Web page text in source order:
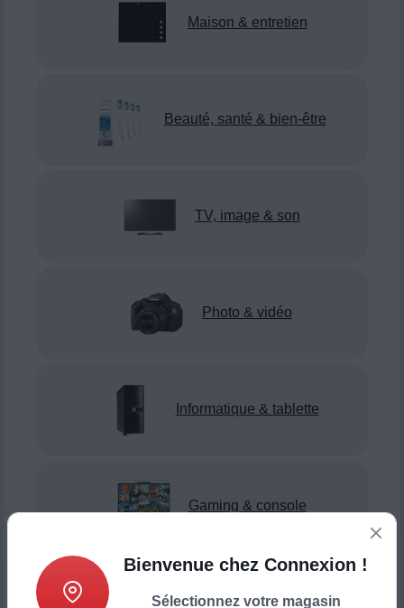
Maison & entretien
Beauté, santé & bien-être
TV, image & son
Photo & vidéo
Informatique & tablette
Gaming & console
Smartphone & téléphonie
Bienvenue chez Connexion !
Sélectionnez votre magasin